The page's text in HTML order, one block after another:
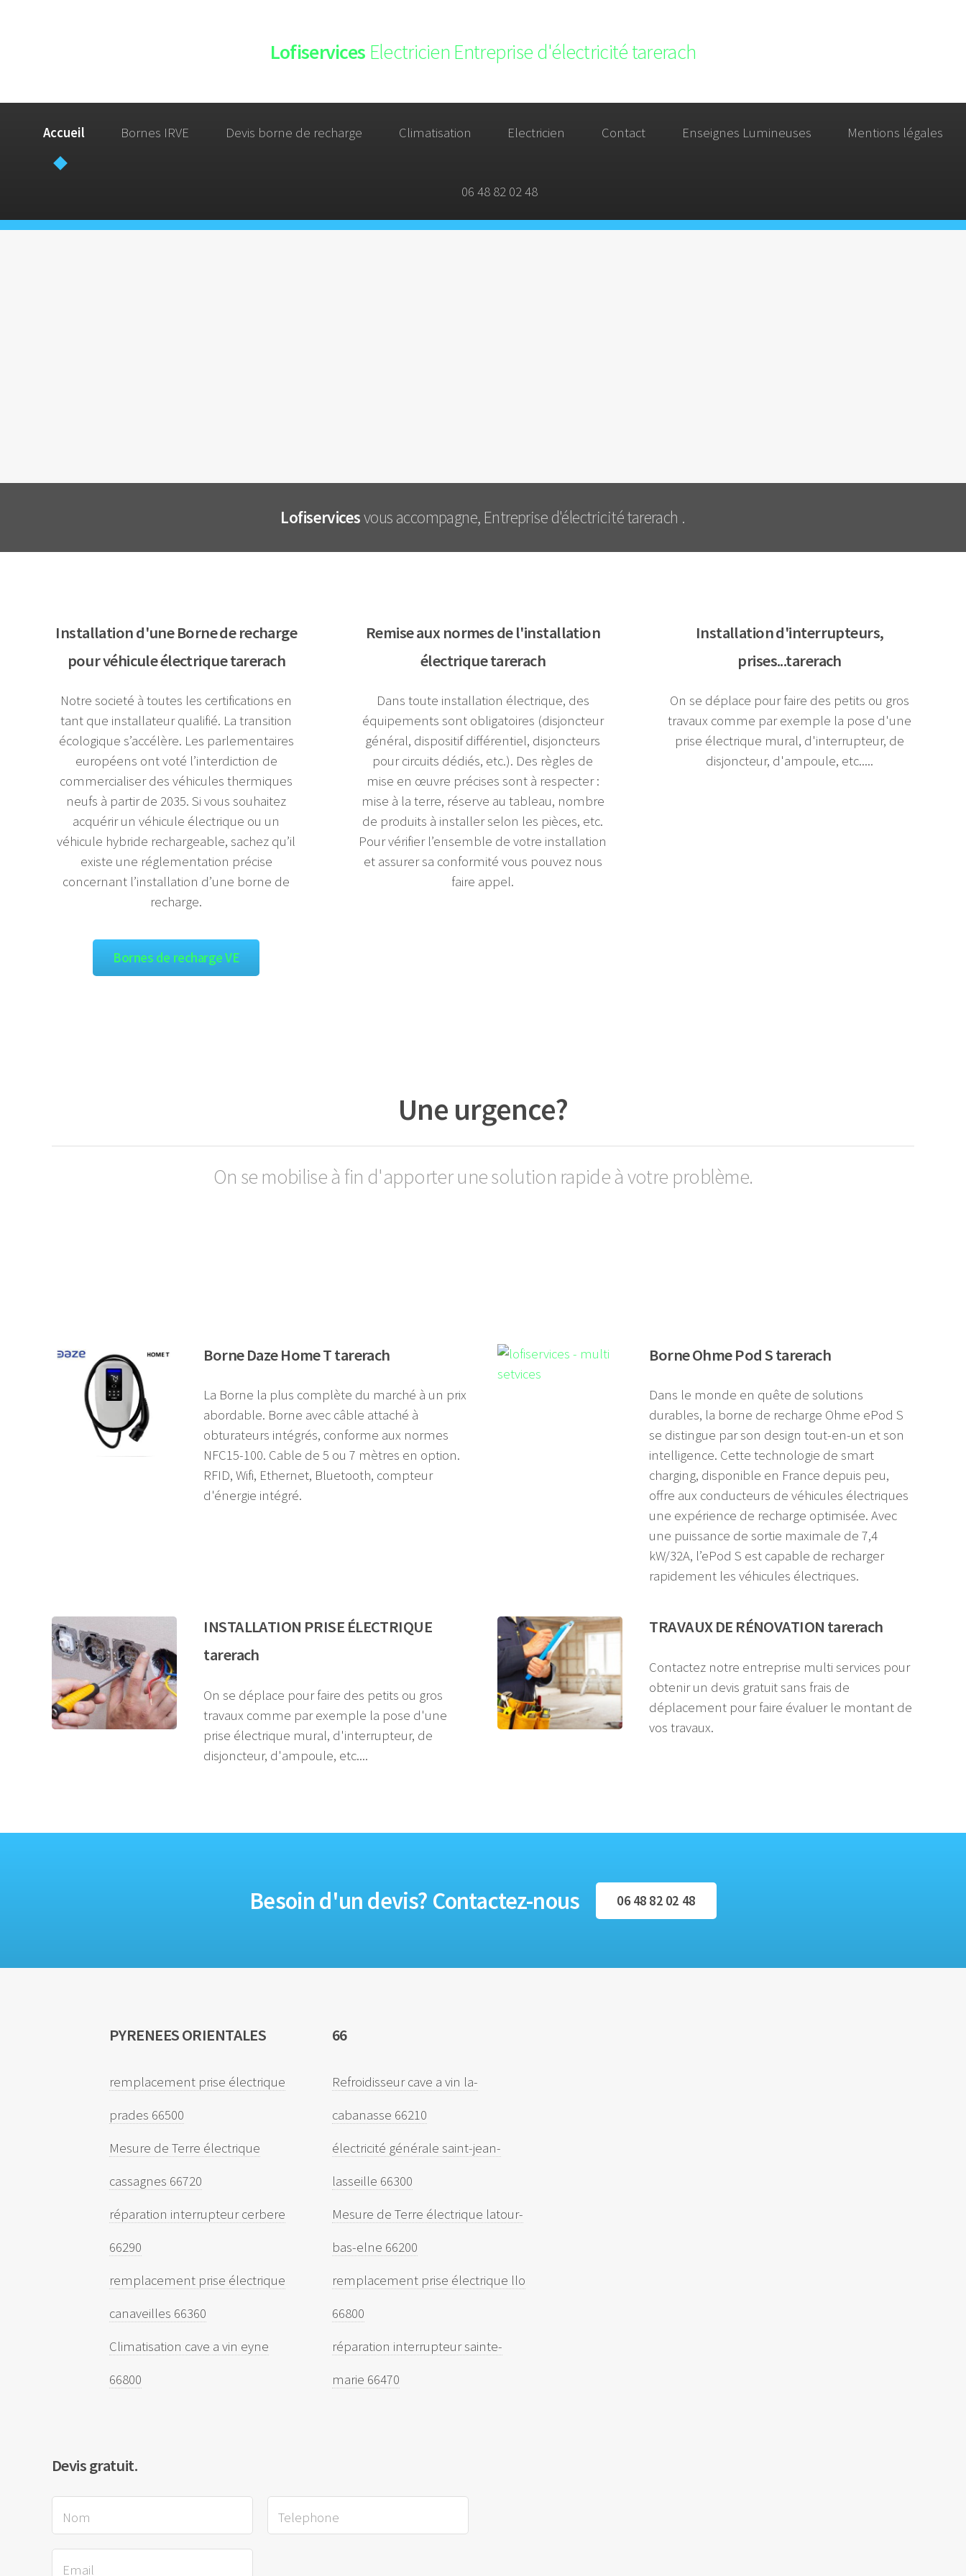
Lofiservices Electricien Entreprise d'électricité tarerach
Accueil Bornes IRVE Devis borne de recharge Climatisation Electricien Contact Enseignes Lumineuses Mentions légales
06 48 82 02 48
Lofiservicesvous accompagne, Entreprise d'électricité tarerach .
Installation d'une Borne de recharge
pour véhicule électrique tarerach
Notre societé à toutes les certifications en
tant que installateur qualifié. La transition
écologique s’accélère. Les parlementaires
européens ont voté l’interdiction de
commercialiser des véhicules thermiques
neufs à partir de 2035. Si vous souhaitez
acquérir un véhicule électrique ou un
véhicule hybride rechargeable, sachez qu’il
existe une réglementation précise
concernant l’installation d’une borne de
recharge.
Bornes de recharge VE
Remise aux normes de l'installation
électrique tarerach
Dans toute installation électrique, des
équipements sont obligatoires (disjoncteur
général, dispositif différentiel, disjoncteurs
pour circuits dédiés, etc.). Des règles de
mise en œuvre précises sont à respecter :
mise à la terre, réserve au tableau, nombre
de produits à installer selon les pièces, etc.
Pour vérifier l’ensemble de votre installation
et assurer sa conformité vous pouvez nous
faire appel.
Installation d'interrupteurs,
prises...tarerach
On se déplace pour faire des petits ou gros
travaux comme par exemple la pose d'une
prise électrique mural, d'interrupteur, de
disjoncteur, d'ampoule, etc.....
Une urgence?
On se mobilise à fin d'apporter une solution rapide à votre problème.
Borne Daze Home T tarerach
La Borne la plus complète du marché à un prix
abordable. Borne avec câble attaché à
obturateurs intégrés, conforme aux normes
NFC15-100. Cable de 5 ou 7 mètres en option.
RFID, Wifi, Ethernet, Bluetooth, compteur
d'énergie intégré.
Borne Ohme Pod S tarerach
Dans le monde en quête de solutions
durables, la borne de recharge Ohme ePod S
se distingue par son design tout-en-un et son
intelligence. Cette technologie de smart
charging, disponible en France depuis peu,
offre aux conducteurs de véhicules électriques
une expérience de recharge optimisée. Avec
une puissance de sortie maximale de 7,4
kW/32A, l’ePod S est capable de recharger
rapidement les véhicules électriques.
INSTALLATION PRISE ÉLECTRIQUE
tarerach
On se déplace pour faire des petits ou gros
travaux comme par exemple la pose d'une
prise électrique mural, d'interrupteur, de
disjoncteur, d'ampoule, etc....
TRAVAUX DE RÉNOVATION tarerach
Contactez notre entreprise multi services pour
obtenir un devis gratuit sans frais de
déplacement pour faire évaluer le montant de
vos travaux.
Besoin d'un devis? Contactez-nous 06 48 82 02 48
PYRENEES ORIENTALES
remplacement prise électrique
prades 66500
Mesure de Terre électrique
cassagnes 66720
réparation interrupteur cerbere
66290
remplacement prise électrique
canaveilles 66360
Climatisation cave a vin eyne
66800
66
Refroidisseur cave a vin la-
cabanasse 66210
électricité générale saint-jean-
lasseille 66300
Mesure de Terre électrique latour-
bas-elne 66200
remplacement prise électrique llo
66800
réparation interrupteur sainte-
marie 66470
Devis gratuit.